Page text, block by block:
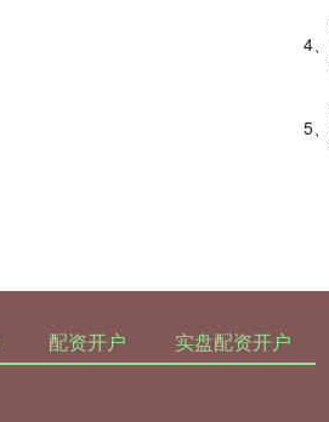
4、
5、
配资开户 实盘配资开户